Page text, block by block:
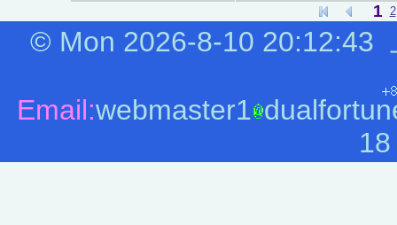
1 2
© Mon 2026-8-10 20:12:44
Email:webmaster1